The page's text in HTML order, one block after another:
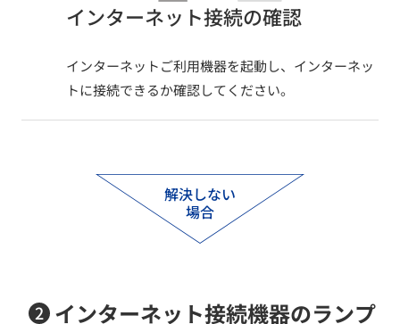
インターネット接続の確認​
インターネットご利用機器を起動し、インターネッ
トに接続できるか確認してください。
解決しない
場合
2 インターネット接続機器のランプ